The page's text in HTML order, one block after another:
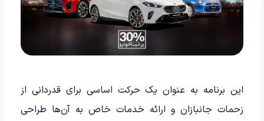
این برنامه به عنوان یک حرکت اساسی برای قدردانی از
زحمات جانبازان و ارائه خدمات خاص به آن‌ها طراحی